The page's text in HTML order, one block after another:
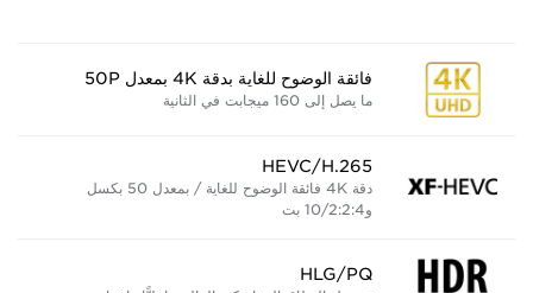
فائقة الوضوح للغاية بدقة 4K بمعدل 50P
ما يصل إلى 160 ميجابت في الثانية
HEVC/H.265
دقة 4K فائقة الوضوح للغاية / بمعدل 50 بكسل
و4:‏2:‏2/‏10 بت
HLG/PQ